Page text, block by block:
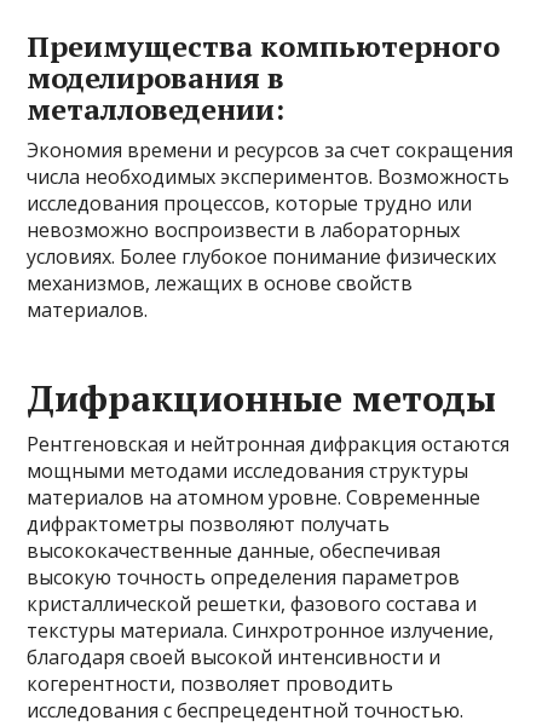
Преимущества компьютерного
моделирования в
металловедении:
Экономия времени и ресурсов за счет сокращения
числа необходимых экспериментов. Возможность
исследования процессов, которые трудно или
невозможно воспроизвести в лабораторных
условиях. Более глубокое понимание физических
механизмов, лежащих в основе свойств
материалов.
Дифракционные методы
Рентгеновская и нейтронная дифракция остаются
мощными методами исследования структуры
материалов на атомном уровне. Современные
дифрактометры позволяют получать
высококачественные данные, обеспечивая
высокую точность определения параметров
кристаллической решетки, фазового состава и
текстуры материала. Синхротронное излучение,
благодаря своей высокой интенсивности и
когерентности, позволяет проводить
исследования с беспрецедентной точностью.